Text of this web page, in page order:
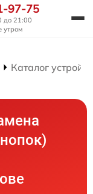
97-75
до 21:00
утром
Каталог